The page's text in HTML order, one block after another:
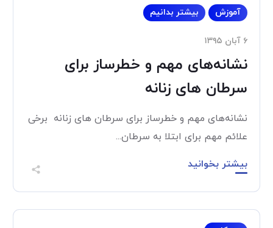
آموزش بیشتر بدانیم
۶ آبان ۱۳۹۵
نشانه‌های مهم و خطرساز برای
سرطان های زنانه
نشانه‌های مهم و خطرساز برای سرطان های زنانه برخی
علائم مهم برای ابتلا به سرطان...
بیشتر بخوانید